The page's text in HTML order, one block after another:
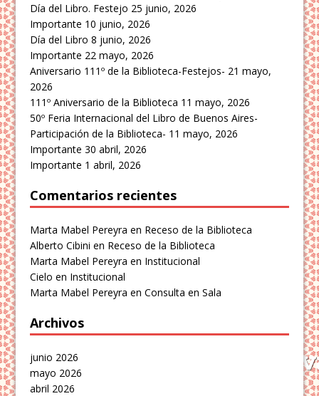
Día del Libro. Festejo 25 junio, 2026
Importante 10 junio, 2026
Día del Libro 8 junio, 2026
Importante 22 mayo, 2026
Aniversario 111º de la Biblioteca-Festejos- 21 mayo,
2026
111º Aniversario de la Biblioteca 11 mayo, 2026
50º Feria Internacional del Libro de Buenos Aires-
Participación de la Biblioteca- 11 mayo, 2026
Importante 30 abril, 2026
Importante 1 abril, 2026
Comentarios recientes
Marta Mabel Pereyra en Receso de la Biblioteca
Alberto Cibini en Receso de la Biblioteca
Marta Mabel Pereyra en Institucional
Cielo en Institucional
Marta Mabel Pereyra enConsulta en Sala
Archivos
junio 2026
mayo 2026
abril 2026